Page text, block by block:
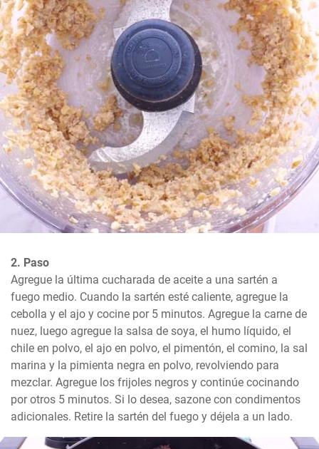
2. Paso
Agregue la última cucharada de aceite a una sartén a
fuego medio. Cuando la sartén esté caliente, agregue la
cebolla y el ajo y cocine por 5 minutos. Agregue la carne de
nuez, luego agregue la salsa de soya, el humo líquido, el
chile en polvo, el ajo en polvo, el pimentón, el comino, la sal
marina y la pimienta negra en polvo, revolviendo para
mezclar. Agregue los frijoles negros y continúe cocinando
por otros 5 minutos. Si lo desea, sazone con condimentos
adicionales. Retire la sartén del fuego y déjela a un lado.